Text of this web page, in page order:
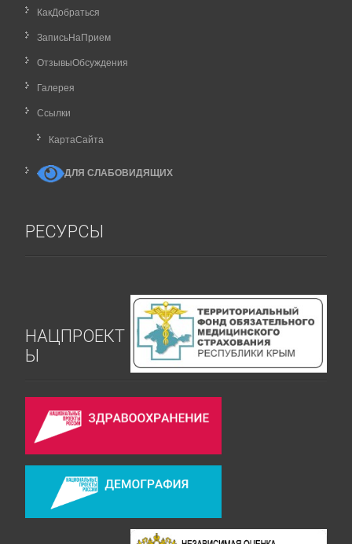
КакДобраться
ЗаписьНаПрием
ОтзывыОбсуждения
Галерея
Ссылки
КартаCайта
ДЛЯ СЛАБОВИДЯЩИХ
РЕСУРСЫ
НАЦПРОЕКТ
Ы